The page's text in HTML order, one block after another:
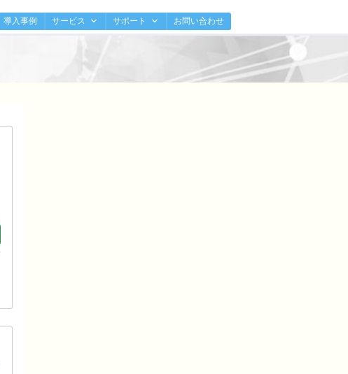
導入事例 サービス サポート お問い合わせ